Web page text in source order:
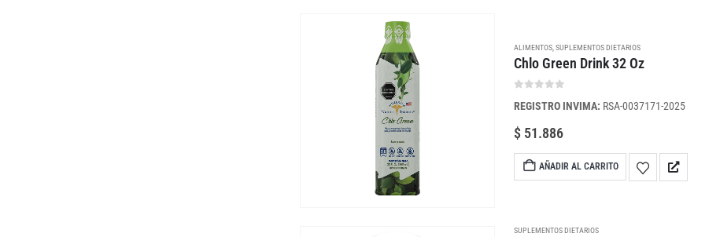
ALIMENTOS SUPLEMENTOS DIETARIOS
Chlo Green Drink 32 Oz
REGISTRO INVIMA: RSA-0037171-2025
$ 51.886
AÑADIR AL CARRITO
SUPLEMENTOS DIETARIOS